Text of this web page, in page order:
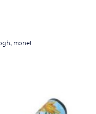
monet